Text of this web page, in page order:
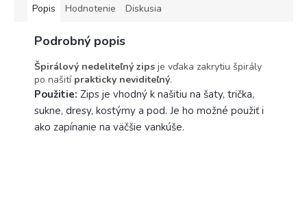
Popis Hodnotenie Diskusia
Podrobný popis
Špirálový nedeliteľný zips je vďaka zakrytiu špirály
po našití prakticky neviditeľný.
Použitie: Zips je vhodný k našitiu na šaty, trička,
sukne, dresy, kostýmy a pod. Je ho možné použiť i
ako zapínanie na väčšie vankúše.